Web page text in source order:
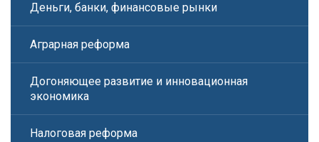
Деньги, банки, финансовые рынки
Аграрная реформа
Догоняющее развитие и инновационная
экономика
Налоговая реформа